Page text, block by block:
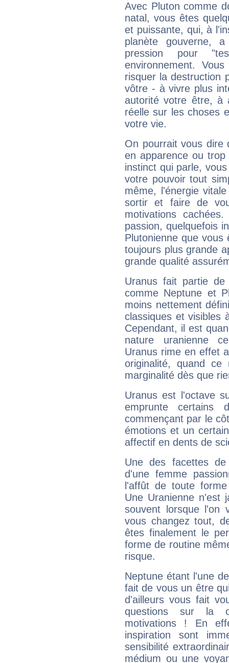
Avec Pluton comme
natal, vous êtes
et puissante, qui, à
planète gouverne,
pression pour
environnement.
risquer la destruction
vôtre - à vivre plus
autorité votre être, à
réelle sur les choses
votre vie.
On pourrait vous dire
en apparence ou
instinct qui parle,
votre pouvoir tout
même, l'énergie
sortir et faire de
motivations
passion, quelquefois
Plutonienne que
toujours plus grande
grande qualité
Uranus fait partie
comme Neptune et
moins nettement
classiques et visibles
Cependant, il est
nature uranienne
Uranus rime en effet
originalité, quand ce
marginalité dès que
Uranus est l'octave
emprunte
commençant par le
émotions et un
affectif en dents de
Une des facettes
d'une femme
l'affût de toute
Une Uranienne n'est
souvent lorsque l'on
vous changez tout,
êtes finalement le
forme de routine
risque.
Neptune étant l'une
fait de vous un être
d'ailleurs vous fait
questions sur la
motivations ! En
inspiration sont
sensibilité
médium ou une